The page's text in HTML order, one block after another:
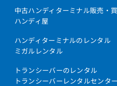
中古ハンディターミナル販売・
ハンディ屋
ハンディターミナルのレンタル
ミガルレンタル
トランシーバーのレンタル
トランシーバーレンタルセンター